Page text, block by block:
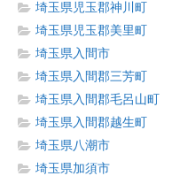
埼玉県児玉郡神川町
埼玉県児玉郡美里町
埼玉県入間市
埼玉県入間郡三芳町
埼玉県入間郡毛呂山町
埼玉県入間郡越生町
埼玉県八潮市
埼玉県加須市